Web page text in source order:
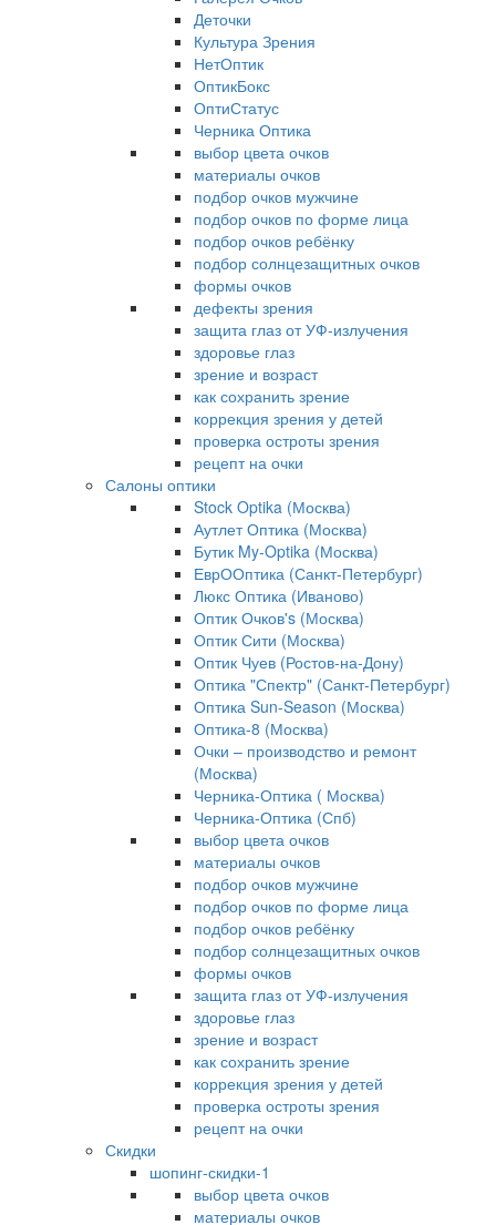
Деточки
Культура Зрения
НетОптик
ОптикБокс
ОптиСтатус
Черника Оптика
выбор цвета очков
материалы очков
подбор очков мужчине
подбор очков по форме лица
подбор очков ребёнку
подбор солнцезащитных очков
формы очков
дефекты зрения
защита глаз от УФ-излучения
здоровье глаз
зрение и возраст
как сохранить зрение
коррекция зрения у детей
проверка остроты зрения
рецепт на очки
Салоны оптики
Stock Optika (Москва)
Аутлет Оптика (Москва)
Бутик My-Optika (Москва)
ЕврООптика (Санкт-Петербург)
Люкс Оптика (Иваново)
Оптик Очков's (Москва)
Оптик Сити (Москва)
Оптик Чуев (Ростов-на-Дону)
Оптика "Спектр" (Санкт-Петербург)
Оптика Sun-Season (Москва)
Оптика-8 (Москва)
Очки – производство и ремонт
(Москва)
Черника-Оптика ( Москва)
Черника-Оптика (Спб)
выбор цвета очков
материалы очков
подбор очков мужчине
подбор очков по форме лица
подбор очков ребёнку
подбор солнцезащитных очков
формы очков
защита глаз от УФ-излучения
здоровье глаз
зрение и возраст
как сохранить зрение
коррекция зрения у детей
проверка остроты зрения
рецепт на очки
Скидки
шопинг-скидки-1
выбор цвета очков
материалы очков